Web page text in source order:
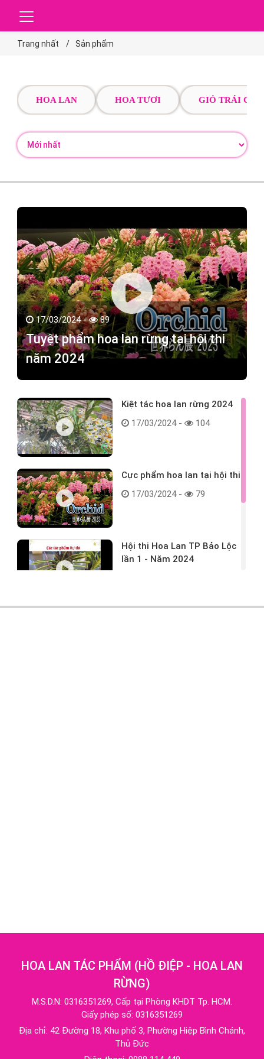
Trang nhất Sản phẩm
HOA LAN HOA TƯƠI GIỎ TRÁI CÂY
17/03/2024 - 89
Tuyệt phẩm hoa lan rừng tại hội thi
năm 2024
Kiệt tác hoa lan rừng 2024
17/03/2024 -
104
Cực phẩm hoa lan tại hội thi
17/03/2024 -
79
Hội thi Hoa Lan TP Bảo Lộc
lần 1 - Năm 2024
HOA LAN TÁC PHẨM (HỒ ĐIỆP - HOA LAN
RỪNG)
M.S.D.N: 0316351269, Cấp tại Phòng KHDT Tp. HCM.
Giấy phép số: 0316351269
Địa chỉ: 42 Đường 18, Khu phố 3, Phường Hiệp Bình Chánh,
Thủ Đức